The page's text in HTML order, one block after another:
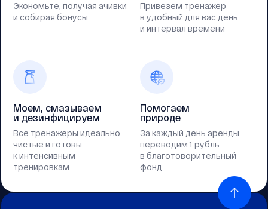
Экономьте, получая ачивки
и собирая бонусы
Привезем тренажер
в удобный для вас день
и интервал времени
Моем, смазываем
и дезинфицируем
Все тренажеры идеально
чистые и готовы
к интенсивным
тренировкам
Помогаем
природе
За каждый день аренды
переводим 1 рубль
в благотоворительный
фонд